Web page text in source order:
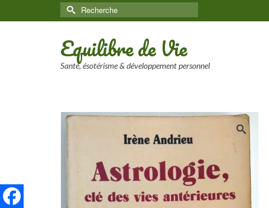
Rechercher :
Equilibre de Vie
Santé, ésotérisme & développement personnel